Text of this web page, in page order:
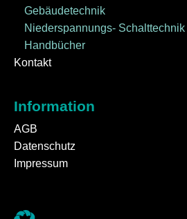
Gebäudetechnik
Niederspannungs- Schalttechnik
Handbücher
Kontakt
Information
AGB
Datenschutz
Impressum